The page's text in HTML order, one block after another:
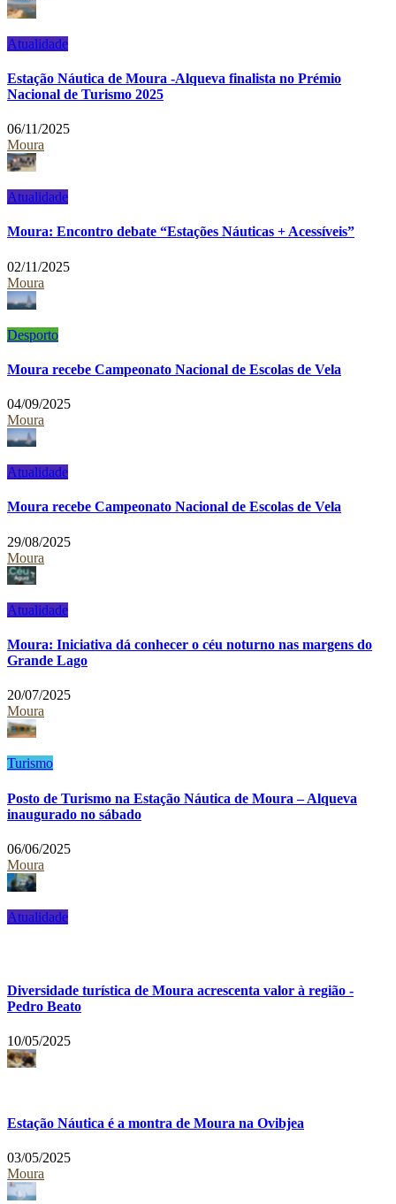
Atualidade
Estação Náutica de Moura -Alqueva finalista no Prémio
Nacional de Turismo 2025
06/11/2025
Moura
Atualidade
Moura: Encontro debate “Estações Náuticas + Acessíveis”
02/11/2025
Moura
Desporto
Moura recebe Campeonato Nacional de Escolas de Vela
04/09/2025
Moura
Atualidade
Moura recebe Campeonato Nacional de Escolas de Vela
29/08/2025
Moura
Atualidade
Moura: Iniciativa dá conhecer o céu noturno nas margens do
Grande Lago
20/07/2025
Moura
Turismo
Posto de Turismo na Estação Náutica de Moura – Alqueva
inaugurado no sábado
06/06/2025
Moura
Atualidade
Diversidade turística de Moura acrescenta valor à região -
Pedro Beato
10/05/2025
Estação Náutica é a montra de Moura na Ovibjea
03/05/2025
Moura